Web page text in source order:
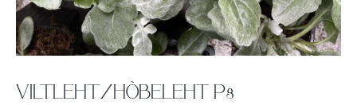
VILTLEHT/HÕBELEHT P8